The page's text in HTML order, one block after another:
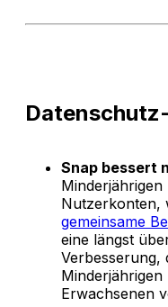
Snap bessert
Nutzerkonten,
gemeinsame
eine längst
Verbesserung,
Erwachsenen